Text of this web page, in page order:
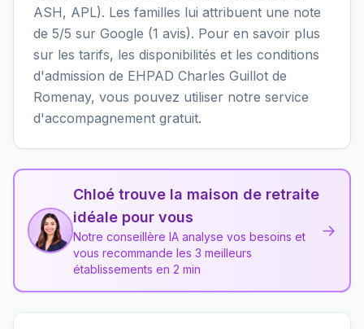
ASH, APL). Les familles lui attribuent une note
de 5/5 sur Google (1 avis). Pour en savoir plus
sur les tarifs, les disponibilités et les conditions
d'admission de EHPAD Charles Guillot de
Romenay, vous pouvez utiliser notre service
d'accompagnement gratuit.
Chloé trouve la maison de retraite
idéale pour vous
Notre conseillère IA analyse vos besoins et
vous recommande les 3 meilleurs
établissements en 2 min
→